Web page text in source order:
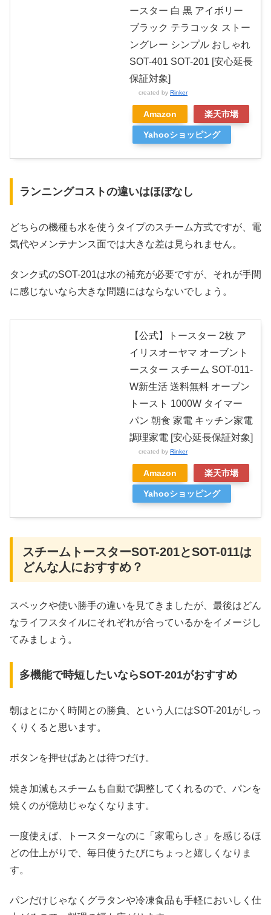
ースター 白 黒 アイボリー
ブラック テラコッタ ストー
ングレー シンプル おしゃれ
SOT-401 SOT-201 [安心延長
保証対象]
created by Rinker
Amazon 楽天市場
Yahooショッピング
ランニングコストの違いはほぼなし
どちらの機種も水を使うタイプのスチーム方式ですが、電
気代やメンテナンス面では大きな差は見られません。
タンク式のSOT-201は水の補充が必要ですが、それが手間
に感じないなら大きな問題にはならないでしょう。
【公式】トースター 2枚 ア
イリスオーヤマ オーブント
ースター スチーム SOT-011-
W新生活 送料無料 オーブン
トースト 1000W タイマー
パン 朝食 家電 キッチン家電
調理家電 [安心延長保証対象]
created by Rinker
Amazon 楽天市場
Yahooショッピング
スチームトースターSOT-201とSOT-011は
どんな人におすすめ？
スペックや使い勝手の違いを見てきましたが、最後はどん
なライフスタイルにそれぞれが合っているかをイメージし
てみましょう。
多機能で時短したいならSOT-201がおすすめ
朝はとにかく時間との勝負、という人にはSOT-201がしっ
くりくると思います。
ボタンを押せばあとは待つだけ。
焼き加減もスチームも自動で調整してくれるので、パンを
焼くのが億劫じゃなくなります。
一度使えば、トースターなのに「家電らしさ」を感じるほ
どの仕上がりで、毎日使うたびにちょっと嬉しくなりま
す。
パンだけじゃなくグラタンや冷凍食品も手軽においしく仕